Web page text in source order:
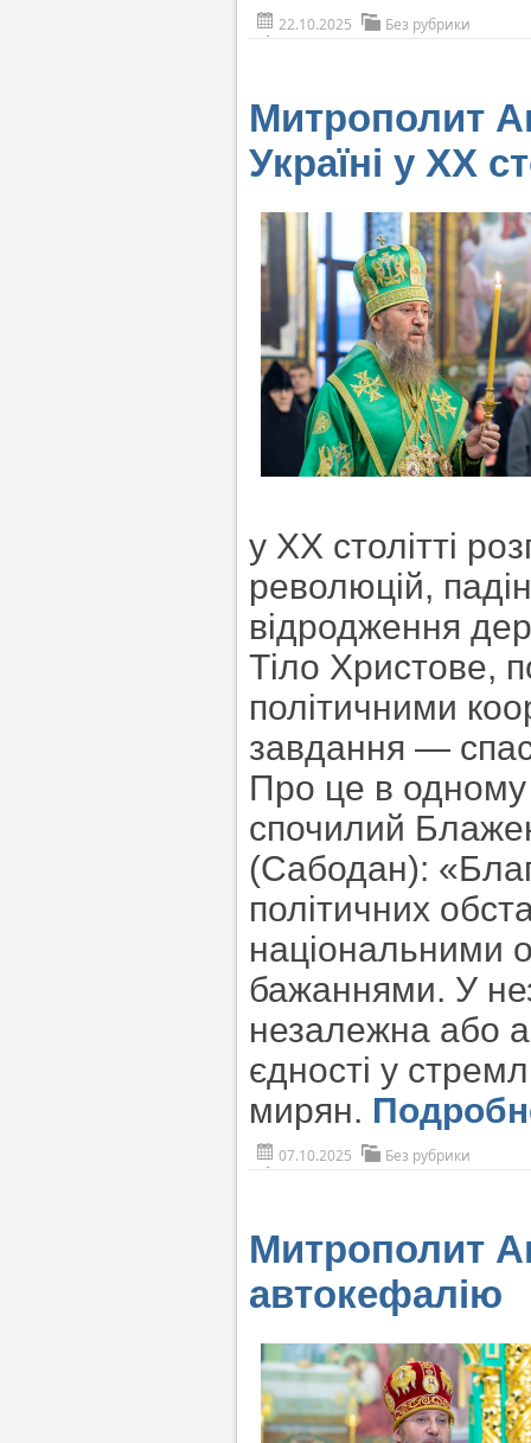
22.10.2025 Без рубрики
Митрополит
Україні у ХХ
у ХХ столітті
революцій,
відродження
Тіло Христове,
політичними
завдання —
Про це в одному
спочилий
(Сабодан):
політичних
національними
бажаннями. У
незалежна або
єдності у
мирян.
07.10.2025 Без рубрики
Митрополит
автокефалію